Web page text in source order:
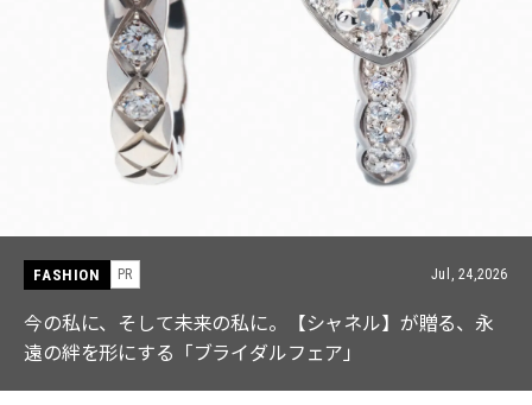
FASHION PR Jul, 15,2026
【ICB】人気インフルエンサーと共同制作! 週5で着たく
なる「名品ブラウス」２選